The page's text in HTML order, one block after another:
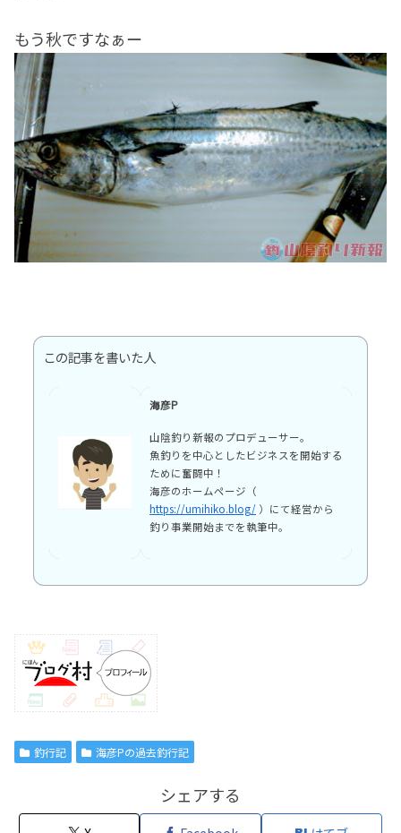
もう秋ですなぁー
この記事を書いた人
海彦P
山陰釣り新報のプロデューサー。
魚釣りを中心としたビジネスを開始する
ために奮闘中！
海彦のホームページ（
https://umihiko.blog/ ）にて経営から
釣り事業開始までを執筆中。
釣行記 海彦Pの過去釣行記
シェアする